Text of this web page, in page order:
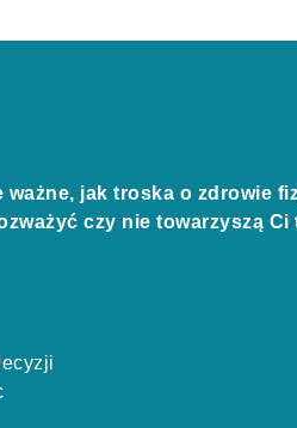
jak troska o zdrowie
czy nie towarzyszą